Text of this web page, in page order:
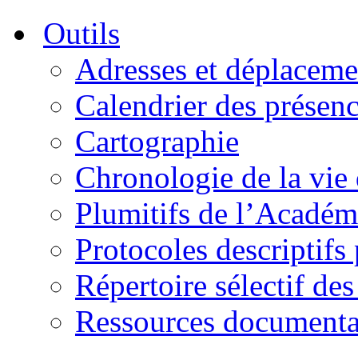
Outils
Adresses et
Calendrier des
Cartographie
Chronologie de la vie
Plumitifs de
Protocoles descriptifs
Répertoire sélectif
Ressources